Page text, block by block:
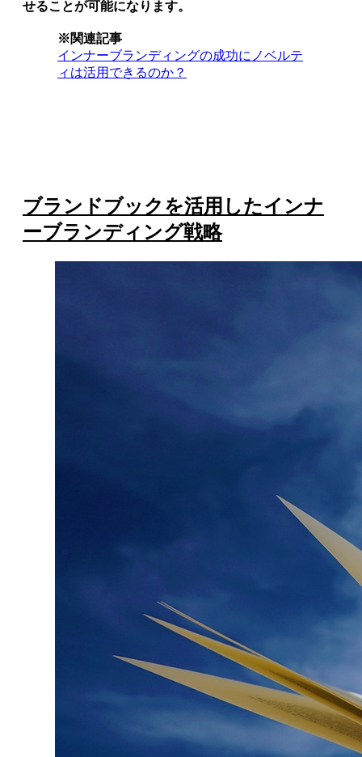
せることが可能になります。
※関連記事
インナーブランディングの成功にノベルテ
ィは活用できるのか？
ブランドブックを活用したインナ
ーブランディング戦略